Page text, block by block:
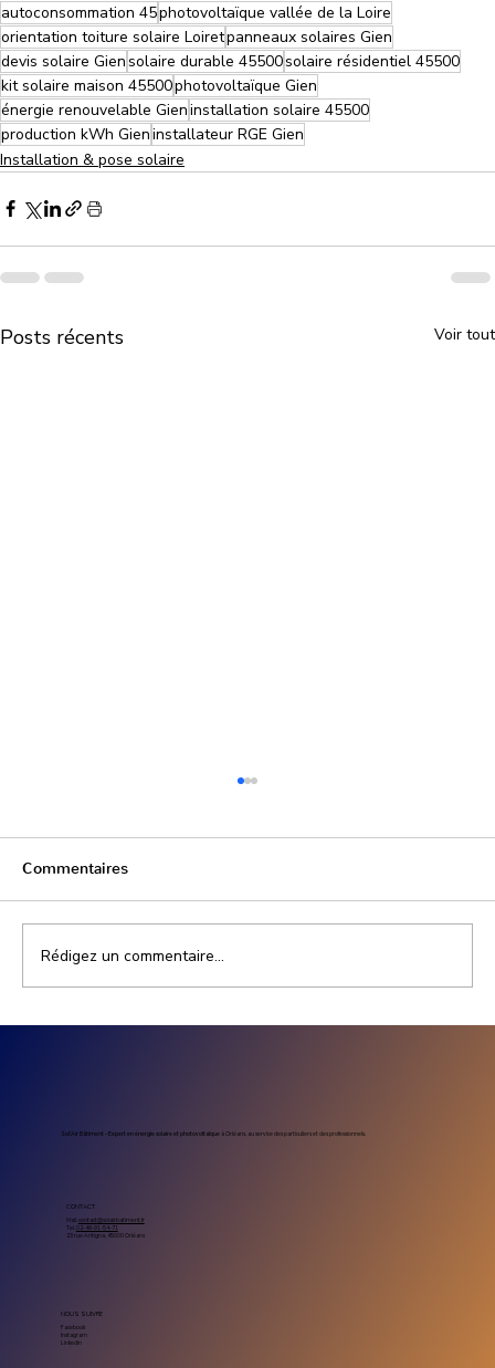
autoconsommation 45photovoltaïque vallée de la Loire
orientation toiture solaire Loiretpanneaux solaires Gien
devis solaire Giensolaire durable 45500solaire résidentiel 45500
kit solaire maison 45500photovoltaïque Gien
énergie renouvelable Gieninstallation solaire 45500
production kWh Gieninstallateur RGE Gien
Installation & pose solaire
Posts récents Voir tout
Commentaires
Rédigez un commentaire...
Sol’Air Bâtiment – Expert en énergie solaire et photovoltaïqueà Orléans, au service des particuliers et des professionnels.
CONTACT
Mail.contact@solairbatiment.fr
Tel.02-46-91-54-71
23 rue Antigna, 45000 Orléans
NOUS SUIVRE
Facebook
Instagram
Linkedin